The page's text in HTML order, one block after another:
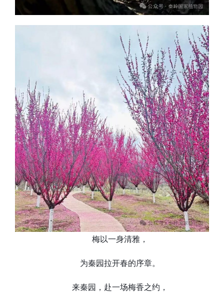
梅以一身清雅，
为秦园拉开春的序章。
来秦园，赴一场梅香之约，